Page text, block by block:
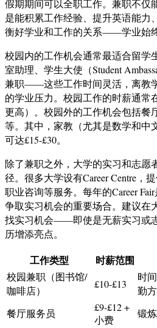
假期期间可以全职工作。兼职不仅
是能积累工作经验、提升英语能力
衡好学业和工作的关系——学业始
校园内的工作机会通常最适合留学
室助理、学生大使（Student
兼职——这些工作时间灵活，离教
的学业压力。校园工作的时薪通常
更高）。校园外的工作机会包括餐
等。其中，家教（尤其是数学和中
可达£15-£30。
除了兼职之外，大学的实习和志愿
径。很多大学设有Career Centre，
职业咨询等服务。每年的Career
争取实习机会的重要场合。建议在
找实习机会——即使是无薪实习或
历增添亮点。
工作类型 时薪范围
校园兼职（图书馆/
咖啡店）
£10-£13
时
勤
餐厅服务员
£9-£12 +
小费
锻